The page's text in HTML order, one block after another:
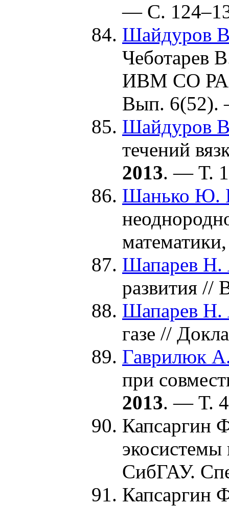
— С. 1
Шайдуров
Чеботарев
ИВМ СО
Вып.
Шайдуров
течений
2013. — Т.
Шанько Ю.
Шапарев Н.
развития //
Шапарев Н.
газе //
Гаврилюк
при
2013. — Т.
Капсаргин
СибГАУ.
Капсаргин